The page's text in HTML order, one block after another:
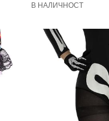
В НАЛИЧНОСТ